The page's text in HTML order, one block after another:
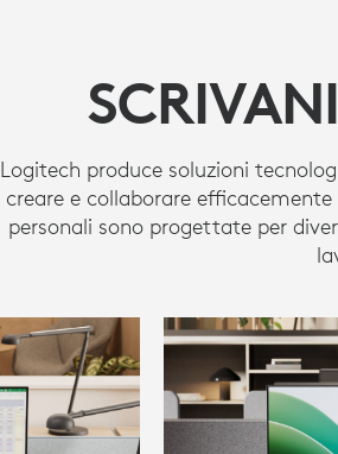
Logitech produce soluzioni
creare e collaborare
personali sono progettate per